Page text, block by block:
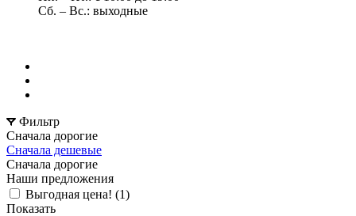
Сб. – Вс.: выходные
Фильтр
Сначала дорогие
Сначала дешевые
Сначала дорогие
Наши предложения
Выгодная цена! (1)
Показать